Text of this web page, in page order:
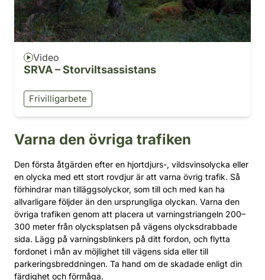
Video
SRVA – Storviltsassistans
Frivilligarbete
Varna den övriga trafiken
Den första åtgärden efter en hjortdjurs-, vildsvinsolycka eller
en olycka med ett stort rovdjur är att varna övrig trafik. Så
förhindrar man tilläggsolyckor, som till och med kan ha
allvarligare följder än den ursprungliga olyckan. Varna den
övriga trafiken genom att placera ut varningstriangeln 200–
300 meter från olycksplatsen på vägens olycksdrabbade
sida. Lägg på varningsblinkers på ditt fordon, och flytta
fordonet i mån av möjlighet till vägens sida eller till
parkeringsbreddningen. Ta hand om de skadade enligt din
färdighet och förmåga.